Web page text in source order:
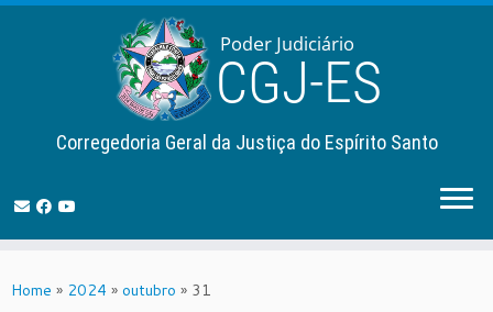
to
Corregedoria Geral da Justiça do Espírito Santo
Home » 2024 » outubro » 31